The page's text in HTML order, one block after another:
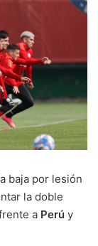
baja por lesión
la doble
a Perú y